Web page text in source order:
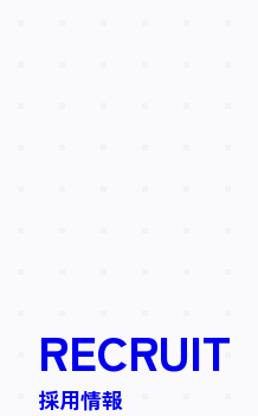
RECRUIT
採用情報